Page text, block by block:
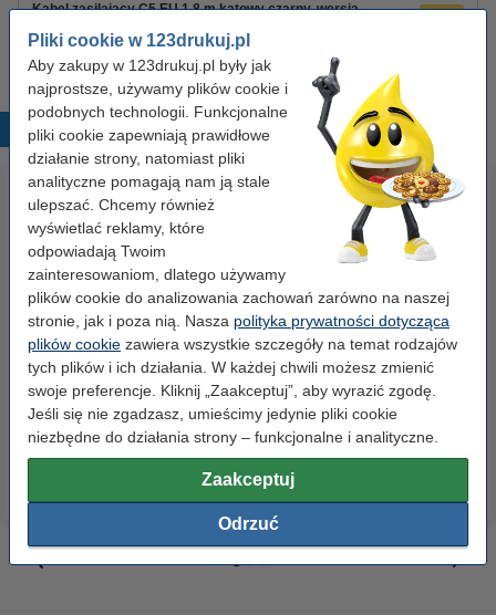
Pliki cookie w 123drukuj.pl
Aby zakupy w 123drukuj.pl były jak
najprostsze, używamy plików cookie i
podobnych technologii. Funkcjonalne
pliki cookie zapewniają prawidłowe
działanie strony, natomiast pliki
analityczne pomagają nam ją stale
ulepszać. Chcemy również
wyświetlać reklamy, które
odpowiadają Twoim
zainteresowaniom, dlatego używamy
plików cookie do analizowania zachowań zarówno na naszej
stronie, jak i poza nią. Nasza polityka prywatności dotycząca
plików cookie zawiera wszystkie szczegóły na temat rodzajów
tych plików i ich działania. W każdej chwili możesz zmienić
swoje preferencje. Kliknij „Zaakceptuj”, aby wyrazić zgodę.
Jeśli się nie zgadzasz, umieścimy jedynie pliki cookie
niezbędne do działania strony – funkcjonalne i analityczne.
Zaakceptuj
Odrzuć
Kabel zasilający C5 EU 1,8 m kątowy czarny, wersja
8,90 zł
Popularne produkty
Spinacze biurowe 33 mm
okrągłe (100 sztuk), 123drukuj
2,90 zł z VAT
Segregator A4 plastikowy
niebieski 80 mm, 123drukuj
9,90 zł z VAT